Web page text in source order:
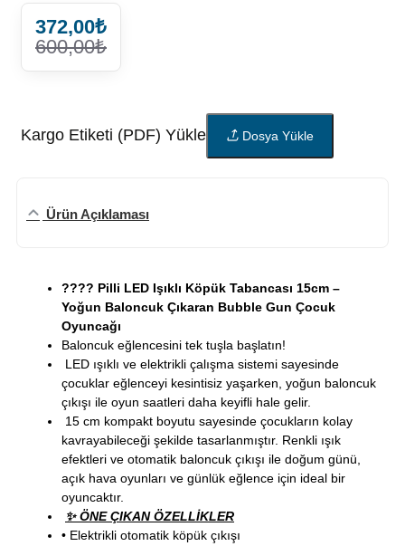
372,00₺
600,00₺
Kargo Etiketi (PDF) Yükle Dosya Yükle
Ürün Açıklaması
???? Pilli LED Işıklı Köpük Tabancası 15cm –
Yoğun Baloncuk Çıkaran Bubble Gun Çocuk
Oyuncağı
Baloncuk eğlencesini tek tuşla başlatın!
LED ışıklı ve elektrikli çalışma sistemi sayesinde
çocuklar eğlenceyi kesintisiz yaşarken, yoğun baloncuk
çıkışı ile oyun saatleri daha keyifli hale gelir.
15 cm kompakt boyutu sayesinde çocukların kolay
kavrayabileceği şekilde tasarlanmıştır. Renkli ışık
efektleri ve otomatik baloncuk çıkışı ile doğum günü,
açık hava oyunları ve günlük eğlence için ideal bir
oyuncaktır.
✨ ÖNE ÇIKAN ÖZELLİKLER
• Elektrikli otomatik köpük çıkışı